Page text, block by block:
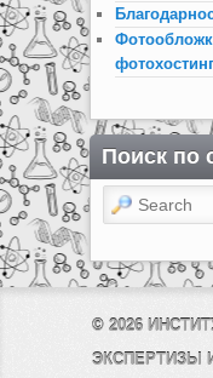
фотохостинг
Поиск по
Search
© 2026
ЭКСПЕРТИЗЫ